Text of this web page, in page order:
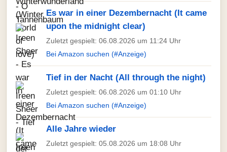
Es war in einer Dezembernacht (It came
upon the midnight clear)
Zuletzt gespielt: 06.08.2026 um 11:24 Uhr
Bei Amazon suchen (#Anzeige)
Tief in der Nacht (All through the night)
Zuletzt gespielt: 06.08.2026 um 01:10 Uhr
Bei Amazon suchen (#Anzeige)
Alle Jahre wieder
Zuletzt gespielt: 05.08.2026 um 18:08 Uhr